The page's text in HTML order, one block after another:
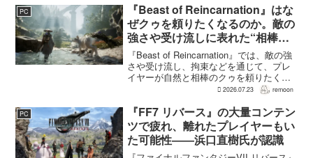
たうえで物語を任せるためだ。電ファミ
ニコゲーマーが...
PC
『Beast of Reincarnation』はな
ぜクゥを頼りたくなるのか。敵の
強さや受け流しに表れた“相棒と
の共闘”設計
『Beast of Reincarnation』では、敵の強
さや受け流し、拘束などを通じて、プレ
イヤーが自然と相棒のクゥを頼りたくな
る戦闘が設計されている。そうした設計
ナリオライターを務めるゲームフリー
ク...
2026.07.23 remoon
PC
『FF7 リバース』の大量コンテン
ツで疲れ、離れたプレイヤーもい
た可能性――浜口直樹氏が認識